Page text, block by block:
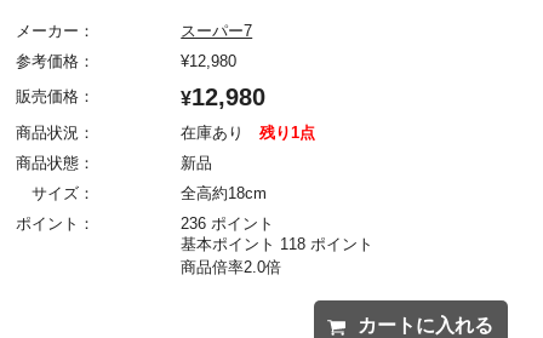
メーカー：
スーパー7
参考価格：
¥12,980
販売価格：
¥12,980
商品状況： 在庫あり
残り1点
商品状態：
新品
サイズ：
全高約18cm
ポイント：
236 ポイント
基本ポイント 118 ポイント
商品倍率2.0倍
カートに入れる